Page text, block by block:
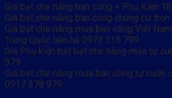
Giá bạt che nắng ban công + Phụ Kiện
Giá bạt che nắng ban công chung cư
Giá bạt che nắng mưa ban công Việt
Trung Quốc liên hệ 0979 315 799
Giá Phụ kiện bạt bạt che nắng mưa tự
979
Giá bạt che nắng mưa ban công tự cuốn
0917 378 979